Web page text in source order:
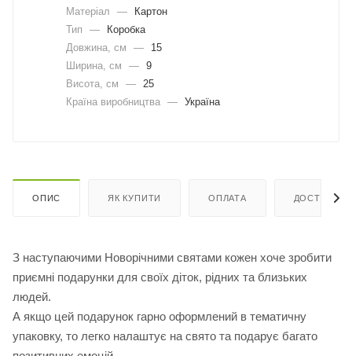
Матеріал
—
Картон
Тип
—
Коробка
Довжина, cм
—
15
Ширина, cм
— 9
Висота, см
—
25
Країна виробництва — Україна
ОПИС ЯК КУПИТИ ОПЛАТА ДОСТАВКА
З наступаючими Новорічними святами кожен хоче зробити
приємні подарунки для своїх діток, рідних та близьких
людей.
А якщо цей подарунок гарно оформлений в тематичну
упаковку, то легко налаштує на свято та подарує багато